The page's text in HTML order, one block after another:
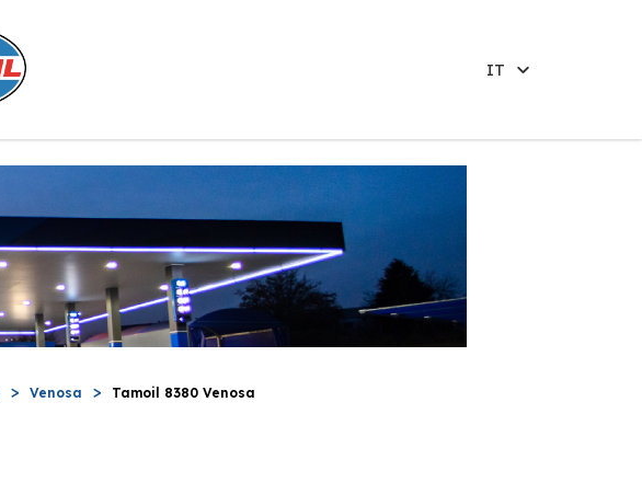
IT
Venosa Tamoil 8380 Venosa